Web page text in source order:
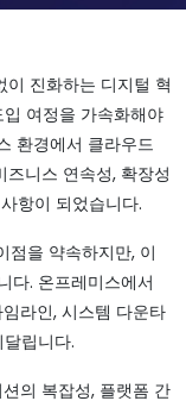
진화하는 디지털 혁
여정을 가속화해야
환경에서 클라우드
니스 연속성, 확장성
항이 되었습니다.
점을 약속하지만, 이
다. 온프레미스에서
라인, 시스템 다운타
립니다.
의 복잡성, 플랫폼 간